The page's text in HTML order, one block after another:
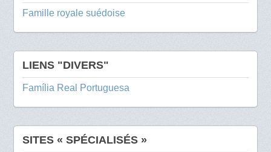
Famille royale suédoise
LIENS "DIVERS"
Família Real Portuguesa
SITES « SPÉCIALISÉS »